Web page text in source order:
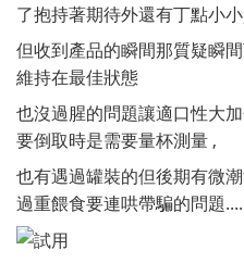
了抱持著期待外還有丁點小
但收到產品的瞬間那質疑瞬
維持在最佳狀態
也沒過腥的問題讓適口性大
要倒取時是需要量杯測量 ,
也有遇過罐裝的但後期有微
過重餵食要連哄帶騙的問題....